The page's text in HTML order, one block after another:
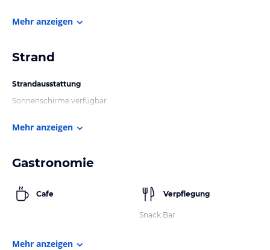
Mehr anzeigen
Strand
Strandausstattung
Sonnenschirme verfügbar
Mehr anzeigen
Gastronomie
Cafe Verpflegung
Snack Bar
Mehr anzeigen